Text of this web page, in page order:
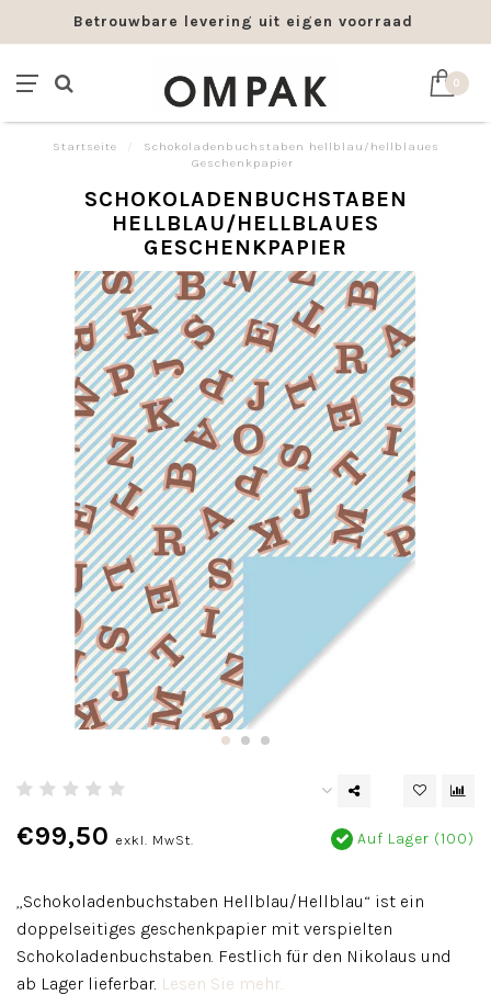
Betrouwbare levering uit eigen voorraad
0
Startseite
Schokoladenbuchstaben hellblau/hellblaues
Geschenkpapier
SCHOKOLADENBUCHSTABEN
HELLBLAU/HELLBLAUES
GESCHENKPAPIER
€99,50 exkl. MwSt. Auf Lager (100)
„Schokoladenbuchstaben Hellblau/Hellblau“ ist ein
doppelseitiges geschenkpapier mit verspielten
Schokoladenbuchstaben. Festlich für den Nikolaus und
ab Lager lieferbar. Lesen Sie mehr..